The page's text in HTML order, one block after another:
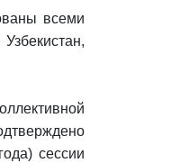
всеми
сессии